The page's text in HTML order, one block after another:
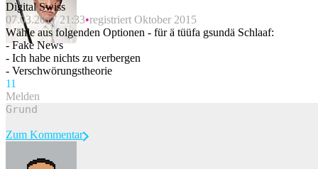
Digital Swiss
07.03.2017 21:33 registriert Oktober 2015
Wähle aus folgenden Optionen - für ä tüüfa gsundä Schlaaf:
- Fake News
- Ich habe nichts zu verbergen
- Verschwörungstheorie
11
Melden
Zum Kommentar